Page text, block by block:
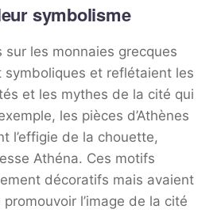
symbolisme
sur les monnaies grecques
symboliques et reflétaient les
et les mythes de la cité qui
les pièces d’Athènes
l’effigie de la chouette,
Athéna. Ces motifs
décoratifs mais avaient
l’image de la cité